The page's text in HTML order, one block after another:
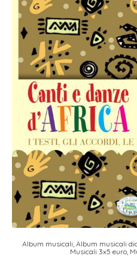
Album musicali Album musicali
Musicali 3x5 euro